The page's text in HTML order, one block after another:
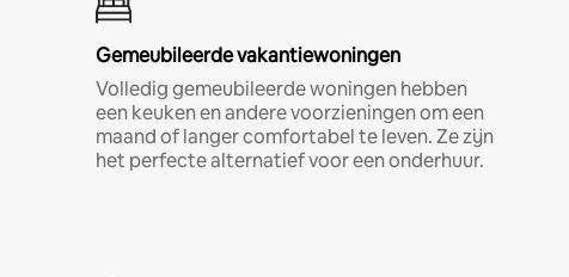
Gemeubileerde vakantiewoningen
Volledig gemeubileerde woningen hebben
een keuken en andere voorzieningen om een
maand of langer comfortabel te leven. Ze zijn
het perfecte alternatief voor een onderhuur.